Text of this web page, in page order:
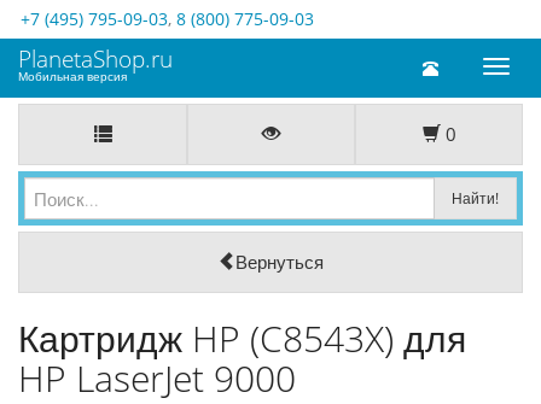
+7 (495) 795-09-03, 8 (800) 775-09-03
Toggle
PlanetaShop.ru
Мобильная версия
0
Вернуться
Картридж HP (C8543X) для
HP LaserJet 9000